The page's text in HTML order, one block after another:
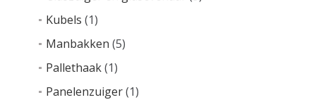
Kubels (1)
Manbakken (5)
Pallethaak(1)
Panelenzuiger(1)